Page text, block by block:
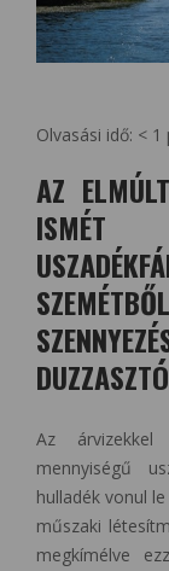
Olvasási idő: < 1
AZ
ISMÉT
Az árvizekkel
mennyiségű
hulladék vonul
műszaki
megkímélve